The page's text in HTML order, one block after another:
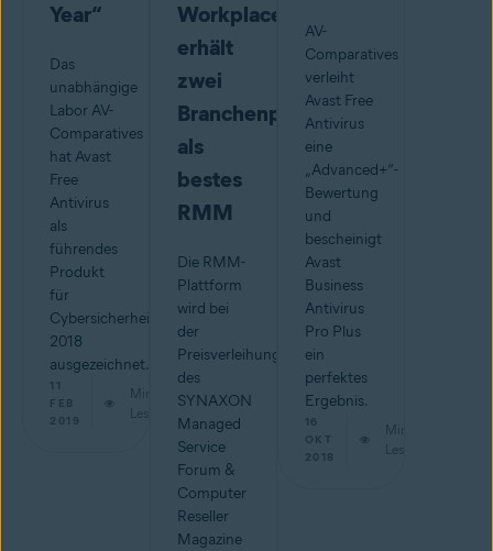
Year“
Das
unabhängige
Labor AV-
Comparatives
hat Avast
Free
Antivirus
als
führendes
Produkt
für
Cybersicherheit
2018
ausgezeichnet.
11
FEB
2019
Min.
Lesestoff
Workplace
erhält
zwei
Branchenpreise
als
bestes
RMM
Die RMM-
Plattform
wird bei
der
Preisverleihung
des
SYNAXON
Managed
Service
Forum &
Computer
Reseller
Magazine
AV-
Comparatives
verleiht
Avast Free
Antivirus
eine
„Advanced+“-
Bewertung
und
bescheinigt
Avast
Business
Antivirus
Pro Plus
ein
perfektes
Ergebnis.
16
OKT
2018
Min.
Lesestoff